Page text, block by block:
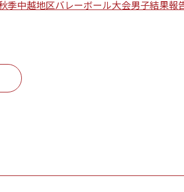
季中越地区バレーボール大会男子結果報